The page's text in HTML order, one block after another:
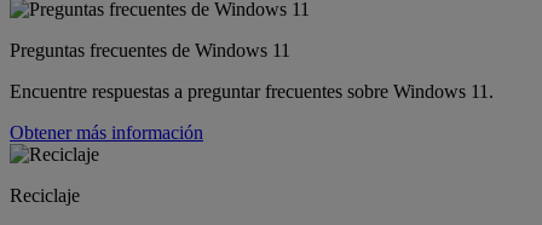
Preguntas frecuentes de Windows 11
Encuentre respuestas a preguntar frecuentes sobre Windows 11.
Obtener más información
Reciclaje